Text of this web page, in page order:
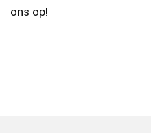
ons op!